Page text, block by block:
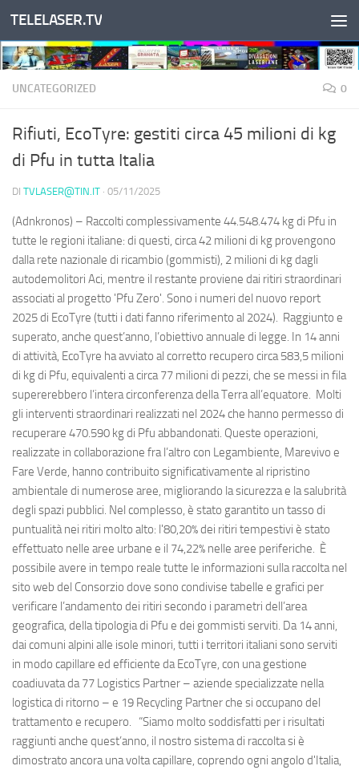
Salta al contenuto
TELELASER.TV
UNCATEGORIZED 0
Rifiuti, EcoTyre: gestiti circa 45 milioni di kg
di Pfu in tutta Italia
DI TVLASER@TIN.IT · 05/11/2025
(Adnkronos) – Raccolti complessivamente 44.548.474 kg di Pfu in
tutte le regioni italiane: di questi, circa 42 milioni di kg provengono
dalla rete nazionale di ricambio (gommisti), 2 milioni di kg dagli
autodemolitori Aci, mentre il restante proviene dai ritiri straordinari
associati al progetto 'Pfu Zero'. Sono i numeri del nuovo report
2025 di EcoTyre (tutti i dati fanno riferimento al 2024). Raggiunto e
superato, anche quest’anno, l’obiettivo annuale di legge. In 14 anni
di attività, EcoTyre ha avviato al corretto recupero circa 583,5 milioni
di kg di Pfu, equivalenti a circa 77 milioni di pezzi, che se messi in fila
supererebbero l’intera circonferenza della Terra all’equatore. Molti
gli interventi straordinari realizzati nel 2024 che hanno permesso di
recuperare 470.590 kg di Pfu abbandonati. Queste operazioni,
realizzate in collaborazione fra l’altro con Legambiente, Marevivo e
Fare Verde, hanno contribuito significativamente al ripristino
ambientale di numerose aree, migliorando la sicurezza e la salubrità
degli spazi pubblici. Nel complesso, è stato garantito un tasso di
puntualità nei ritiri molto alto: l'80,20% dei ritiri tempestivi è stato
effettuato nelle aree urbane e il 74,22% nelle aree periferiche. È
possibile avere in tempo reale tutte le informazioni sulla raccolta nel
sito web del Consorzio dove sono condivise tabelle e grafici per
verificare l’andamento dei ritiri secondo i parametri dell’area
geografica, della tipologia di Pfu e dei gommisti serviti. Da 14 anni,
dai comuni alpini alle isole minori, tutti i territori italiani sono serviti
in modo capillare ed efficiente da EcoTyre, con una gestione
coadiuvata da 77 Logistics Partner – aziende specializzate nella
logistica di ritorno – e 19 Recycling Partner che si occupano del
trattamento e recupero. “Siamo molto soddisfatti per i risultati
raggiunti anche quest’anno, il nostro sistema di raccolta si è
dimostrato ancora una volta capillare, coprendo ogni angolo d'Italia,